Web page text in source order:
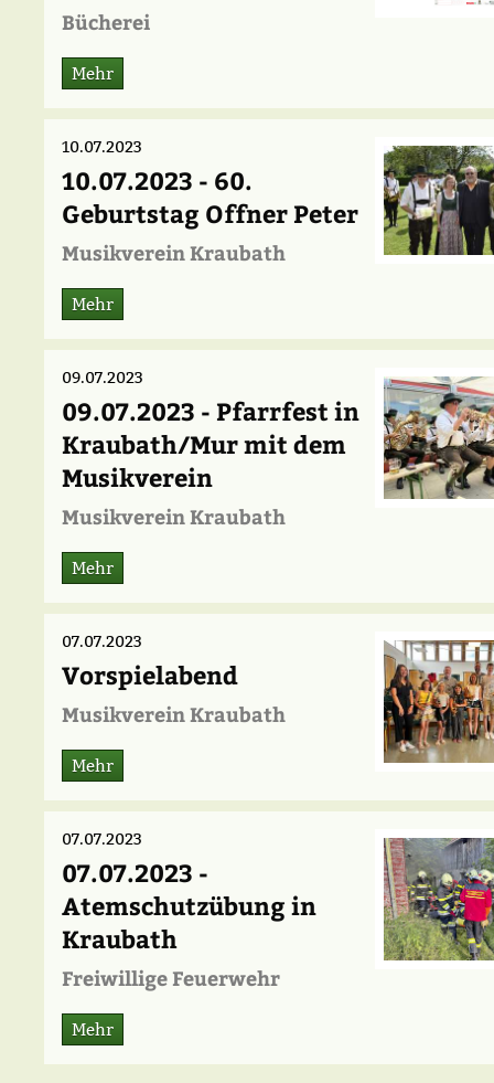
Bücherei
Mehr
10.07.2023
10.07.2023 - 60.
Geburtstag Offner Peter
Musikverein Kraubath
Mehr
09.07.2023
09.07.2023 - Pfarrfest in
Kraubath/Mur mit dem
Musikverein
Musikverein Kraubath
Mehr
07.07.2023
Vorspielabend
Musikverein Kraubath
Mehr
07.07.2023
07.07.2023 -
Atemschutzübung in
Kraubath
Freiwillige Feuerwehr
Mehr